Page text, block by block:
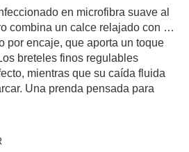
en microfibra suave al
combina un calce relajado con un
por encaje, que aporta un toque
breteles finos regulables
mientras que su caída fluida
Una prenda pensada para